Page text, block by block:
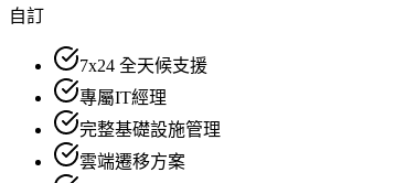
自訂
7x24 全天候支援
專屬IT經理
完整基礎設施管理
雲端遷移方案